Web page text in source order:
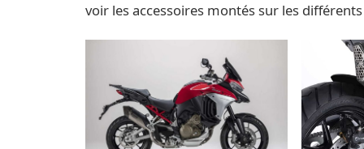
voir les accessoires montés sur les